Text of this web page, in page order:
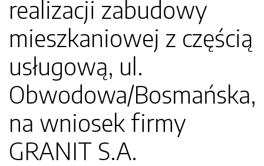
realizacji zabudowy
mieszkaniowej z częścią
usługową, ul.
Obwodowa/Bosmańska,
na wniosek firmy
GRANIT S.A.